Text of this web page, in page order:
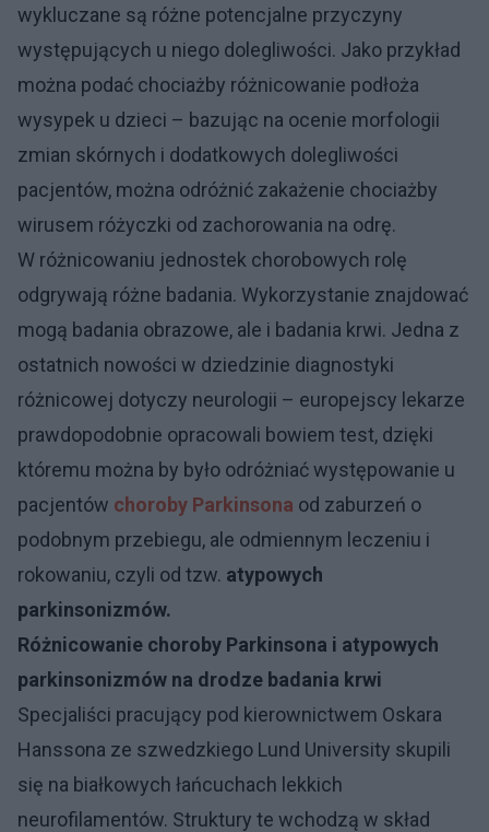
wykluczane są różne potencjalne przyczyny
występujących u niego dolegliwości. Jako przykład
można podać chociażby różnicowanie podłoża
wysypek u dzieci – bazując na ocenie morfologii
zmian skórnych i dodatkowych dolegliwości
pacjentów, można odróżnić zakażenie chociażby
wirusem różyczki od zachorowania na odrę.
W różnicowaniu jednostek chorobowych rolę
odgrywają różne badania. Wykorzystanie znajdować
mogą badania obrazowe, ale i badania krwi. Jedna z
ostatnich nowości w dziedzinie diagnostyki
różnicowej dotyczy neurologii – europejscy lekarze
prawdopodobnie opracowali bowiem test, dzięki
któremu można by było odróżniać występowanie u
pacjentów choroby Parkinsona od zaburzeń o
podobnym przebiegu, ale odmiennym leczeniu i
rokowaniu, czyli od tzw. atypowych
parkinsonizmów.
Różnicowanie choroby Parkinsona i atypowych
parkinsonizmów na drodze badania krwi
Specjaliści pracujący pod kierownictwem Oskara
Hanssona ze szwedzkiego Lund University skupili
się na białkowych łańcuchach lekkich
neurofilamentów. Struktury te wchodzą w skład